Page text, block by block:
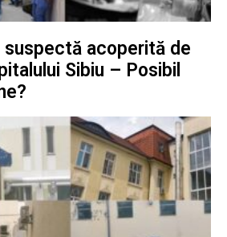
acoperită de
Sibiu – Posibil